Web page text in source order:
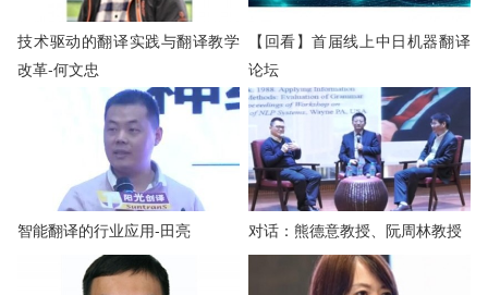
技术驱动的翻译实践与翻译教学
改革-何文忠
【回看】首届线上中日机器翻译
论坛
智能翻译的行业应用-田亮 对话：熊德意教授、阮周林教授